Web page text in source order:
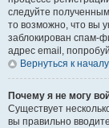
следуйте
то возможно, что вы
заблокирован спам-
адрес email,
Вернуться к началу
Почему я не могу
Существует
вы правильно